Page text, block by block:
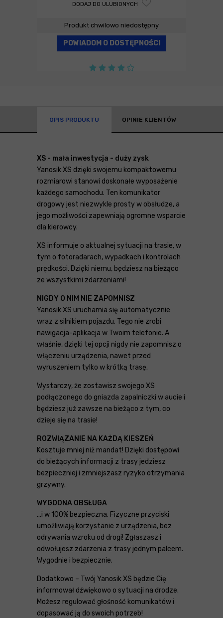
DODAJ DO ULUBIONYCH
Produkt chwilowo niedostępny
POWIADOM O DOSTĘPNOŚCI
OPIS PRODUKTU OPINIE KLIENTÓW
XS - mała inwestycja - duży zysk
Yanosik XS dzięki swojemu kompaktowemu
rozmiarowi stanowi doskonałe wyposażenie
każdego samochodu. Ten komunikator
drogowy jest niezwykle prosty w obsłudze, a
jego możliwości zapewniają ogromne wsparcie
dla kierowcy.
XS informuje o aktualnej sytuacji na trasie, w
tym o fotoradarach, wypadkach i kontrolach
prędkości. Dzięki niemu, będziesz na bieżąco
ze wszystkimi zdarzeniami!
NIGDY O NIM NIE ZAPOMNISZ
Yanosik XS uruchamia się automatycznie
wraz z silnikiem pojazdu. Tego nie zrobi
nawigacja-aplikacja w Twoim telefonie. A
właśnie, dzięki tej opcji nigdy nie zapomnisz o
włączeniu urządzenia, nawet przed
wyruszeniem tylko w krótką trasę.
Wystarczy, że zostawisz swojego XS
podłączonego do gniazda zapalniczki w aucie i
będziesz już zawsze na bieżąco z tym, co
dzieje się na trasie!
ROZWIĄZANIE NA KAŻDĄ KIESZEŃ
Kosztuje mniej niż mandat! Dzięki dostępowi
do bieżących informacji z trasy jedziesz
bezpieczniej i zmniejszasz ryzyko otrzymania
grzywny.
WYGODNA OBSŁUGA
...i w 100% bezpieczna. Fizyczne przyciski
umożliwiają korzystanie z urządzenia, bez
odrywania wzroku od drogi! Zgłaszasz i
odwołujesz zdarzenia z trasy jednym palcem.
Wygodnie i bezpiecznie.
Dodatkowo – Twój Yanosik XS będzie Cię
informował dźwiękowo o sytuacji na drodze.
Możesz regulować głośność komunikatów i
dopasować ją do swoich potrzeb!